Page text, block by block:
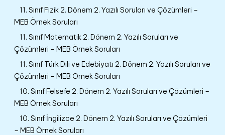
11. Sınıf Fizik 2. Dönem 2. Yazılı Soruları ve Çözümleri –
MEB Örnek Soruları
11. Sınıf Matematik 2. Dönem 2. Yazılı Soruları ve
Çözümleri – MEB Örnek Soruları
11. Sınıf Türk Dili ve Edebiyatı 2. Dönem 2. Yazılı Soruları ve
Çözümleri – MEB Örnek Soruları
10. Sınıf Felsefe 2. Dönem 2. Yazılı Soruları ve Çözümleri –
MEB Örnek Soruları
10. Sınıf İngilizce 2. Dönem 2. Yazılı Soruları ve Çözümleri
– MEB Örnek Soruları